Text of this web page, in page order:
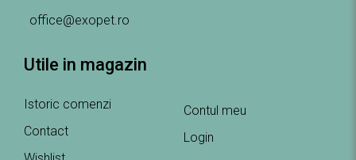
office@exopet.ro
Utile in magazin
Istoric comenzi
Contact
Contul meu
Login